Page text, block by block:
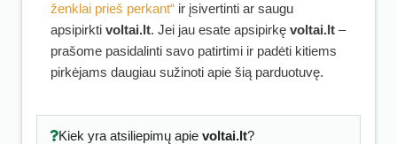
ženklai prieš perkant“ ir įsivertinti ar saugu
apsipirkti voltai.lt. Jei jau esate apsipirkę voltai.lt –
prašome pasidalinti savo patirtimi ir padėti kitiems
pirkėjams daugiau sužinoti apie šią parduotuvę.
Kiek yra atsiliepimų apie voltai.lt?